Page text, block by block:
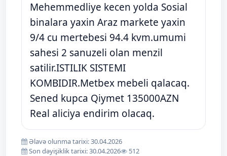
Mehemmedliye kecen yolda Sosial
binalara yaxin Araz markete yaxin
9/4 cu mertebesi 94.4 kvm.umumi
sahesi 2 sanuzeli olan menzil
satilir.ISTILIK SISTEMI
KOMBIDIR.Metbex mebeli qalacaq.
Sened kupca Qiymet 135000AZN
Real aliciya endirim olacaq.
Əlavə olunma tarixi: 30.04.2026
Son dəyişiklik tarixi: 30.04.2026
512